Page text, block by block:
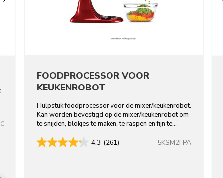
FOODPROCESSOR VOOR
KEUKENROBOT
Hulpstuk foodprocessor voor de mixer/keukenrobot.
Kan worden bevestigd op de mixer/keukenrobot om
te snijden, blokjes te maken, te raspen en fijn te
4.3 (261) 5KSM2FPA